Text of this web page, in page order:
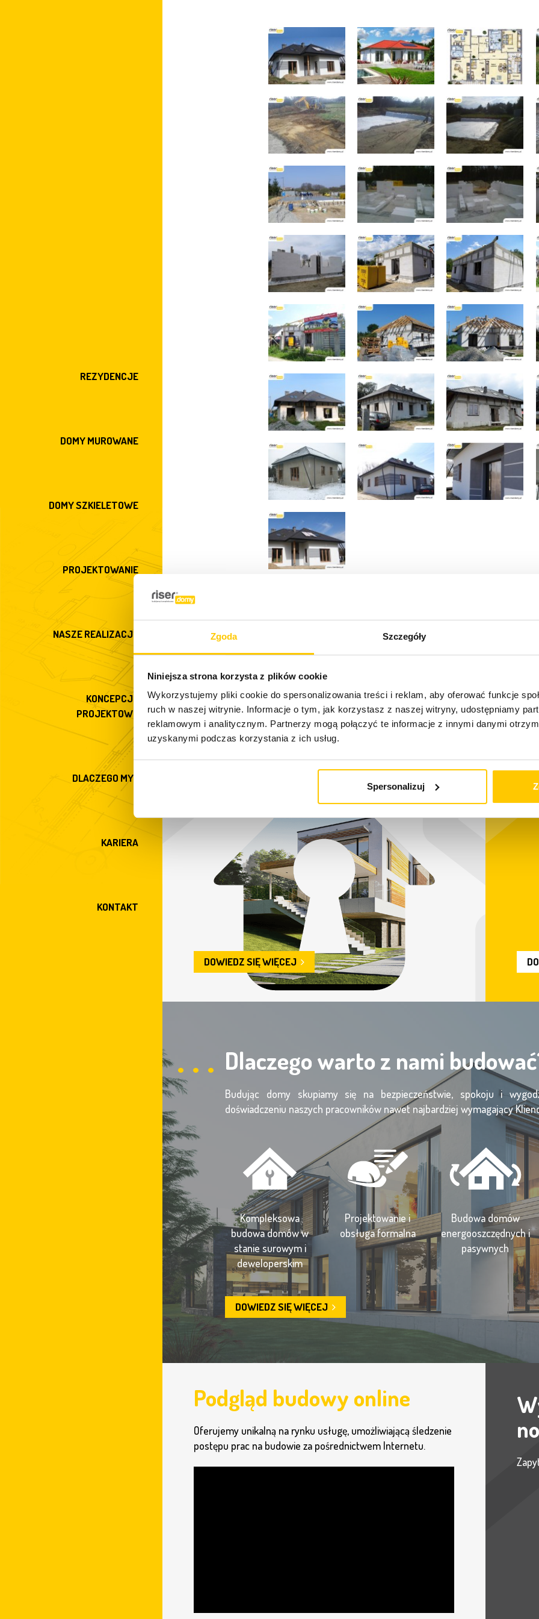
Zgoda Szczegóły
Niniejsza strona korzysta z plików cookie
Wykorzystujemy pliki cookie do spersonalizowania treści i reklam, aby oferować funkcje
ruch w naszej witrynie. Informacje o tym, jak korzystasz z naszej witryny, udostępniamy
reklamowym i analitycznym. Partnerzy mogą połączyć te informacje z innymi danymi
uzyskanymi podczas korzystania z ich usług.
Spersonalizuj
REZYDENCJE
DOMY MUROWANE
DOMY SZKIELETOWE
PROJEKTOWANIE
NASZE REALIZACJE
KONCEPCJE
PROJEKTOWE
DLACZEGO MY?
KARIERA
KONTAKT
Co oferujemy
domów. Swoją ofertę kierujemy do osób, które ceniąjakość i
wykonawstwa, a także
bezpieczeństwo
zarówno w trakcie budowy, jak i po zamieszkaniu w nowym
DOWIEDZ SIĘ WIĘCEJ
Krok10
Przekazujemy gotowy
budynek do użytkowania
Dlaczego warto z nami
Budując domy skupiamy się na bezpieczeństwie, spokoju i
doświadczeniu naszych pracowników nawet najbardziej wymagający
Kompleksowa
budowa domów w
stanie surowym i
deweloperskim
Projektowanie i
obsługa formalna
Budowa domów
energooszczędnych i
pasywnych
DOWIEDZ SIĘ WIĘCEJ
Podgląd budowy online
Oferujemy unikalną na rynku usługę, umożliwiającą śledzenie
postępu prac na budowie za pośrednictwem Internetu.